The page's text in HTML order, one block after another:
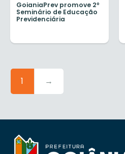
GoianiaPrev promove 2º
Seminário de Educação
Previdenciária
1 →